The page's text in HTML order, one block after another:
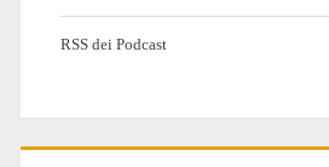
RSS dei Podcast